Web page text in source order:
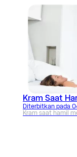
Kram Saat
Diterbitkan pada
Kram saat hamil